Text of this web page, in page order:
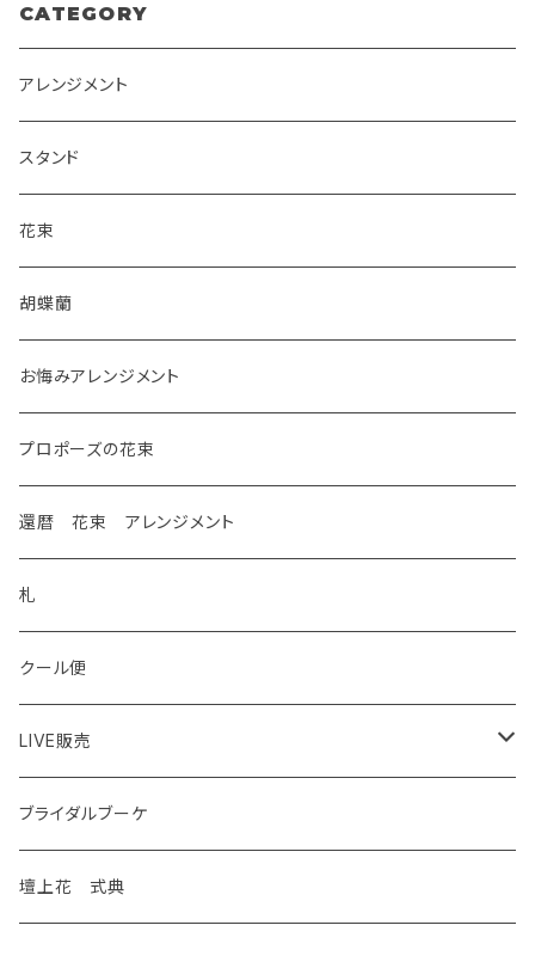
CATEGORY
アレンジメント
スタンド
花束
胡蝶蘭
お悔みアレンジメント
プロポーズの花束
還暦 花束 アレンジメント
札
クール便
LIVE販売
花苗
観葉植物
ブライダルブーケ
壇上花 式典